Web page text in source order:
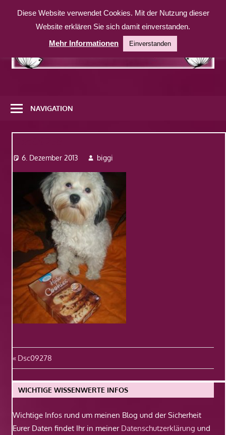
Inhalt
weitere
Website
NAVIGATION
6. Dezember 2013 biggi
Beitragsnavigation
Vorheriger
Beitrag:
Dsc09278
WICHTIGE WISSENWERTE INFOS
Wichtige Infos rund um meinen Blog und der Sicherheit
Eurer Daten findet Ihr in meiner Datenschutzerklärung und
Diese Website verwendet Cookies. Mit der Nutzung dieser
Website erklären Sie sich damit einverstanden.
Mehr Informationen
Einverstanden